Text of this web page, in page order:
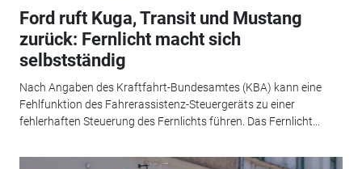
Ford ruft Kuga, Transit und Mustang
zurück: Fernlicht macht sich
selbstständig
Nach Angaben des Kraftfahrt-Bundesamtes (KBA) kann eine
Fehlfunktion des Fahrerassistenz-Steuergeräts zu einer
fehlerhaften Steuerung des Fernlichts führen. Das Fernlicht...